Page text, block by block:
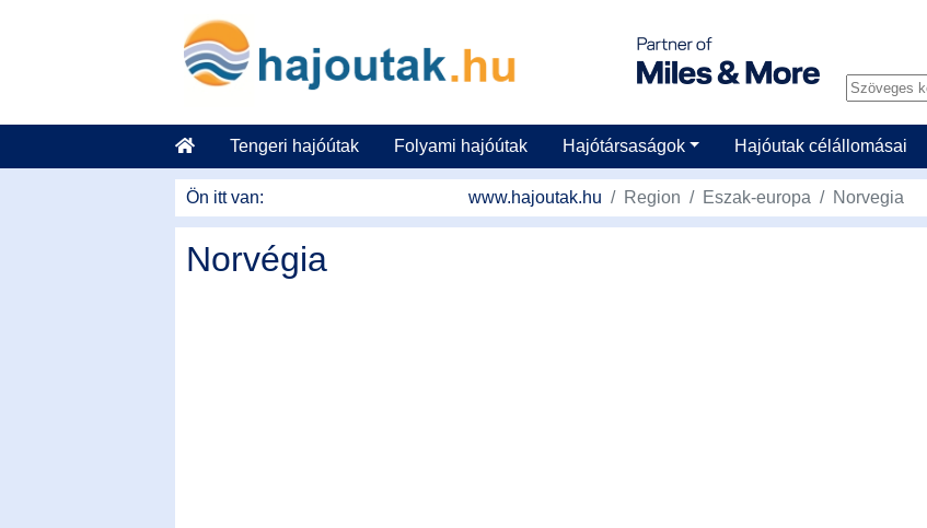
Tovább a tartalomhoz
Tengeri hajóútak Folyami hajóútak Hajótársaságok Hajóutak célállomásai
Ön itt van: www.hajoutak.hu Region Eszak-europa Norvegia
Norvégia